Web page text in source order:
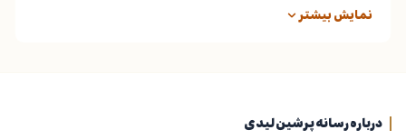
نگارش محتوا های آموزشی و جذاب به شما مادران و زنان باردار نکات مهمی
در مورد دوران بارداری آموزش دهیم.
نمایش بیشتر
درباره رسانه پرشین لیدی